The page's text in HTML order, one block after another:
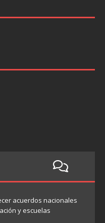
acuerdos nacionales
y escuelas